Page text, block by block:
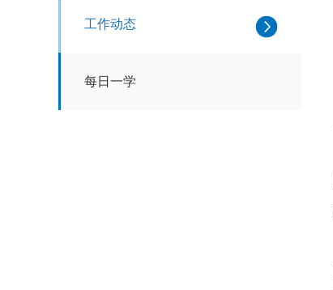
工作动态
每日一学